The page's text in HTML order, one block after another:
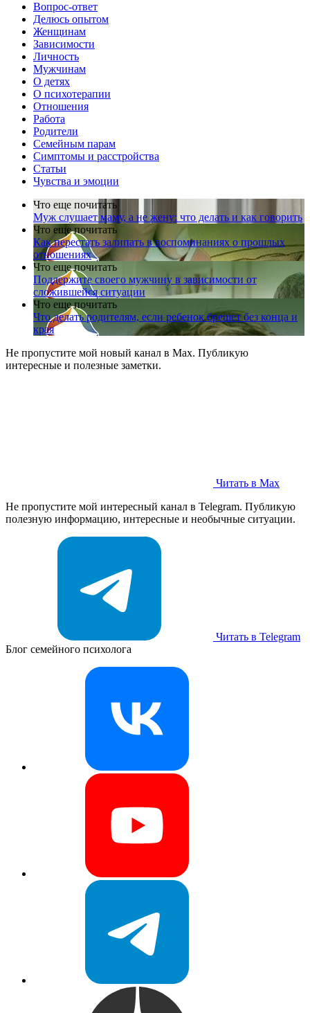
Вопрос-ответ
Делюсь опытом
Женщинам
Зависимости
Личность
Мужчинам
О детях
О психотерапии
Отношения
Работа
Родители
Семейным парам
Симптомы и расстройства
Статьи
Чувства и эмоции
Что еще почитать
Муж слушает маму, а не жену: что делать и как говорить
Что еще почитать
Как перестать залипать в воспоминаниях о прошлых
отношениях
Что еще почитать
Поддержите своего мужчину в зависимости от
сложившейся ситуации
Что еще почитать
Что делать родителям, если ребенок брешет без конца и
края
Не пропустите мой новый канал в Max. Публикую
интересные и полезные заметки.
Читать в Max
Не пропустите мой интересный канал в Telegram. Публикую
полезную информацию, интересные и необычные ситуации.
Читать в Telegram
Блог семейного психолога